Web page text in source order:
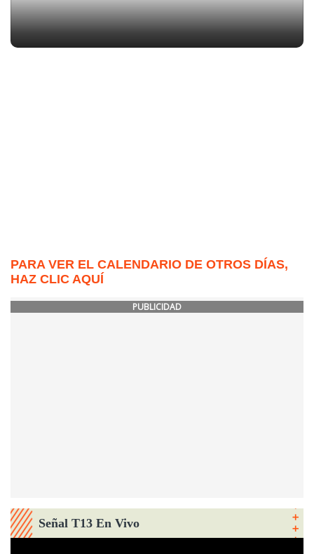
PARA VER EL CALENDARIO DE OTROS DÍAS,
HAZ CLIC AQUÍ
PUBLICIDAD
Señal T13 En Vivo